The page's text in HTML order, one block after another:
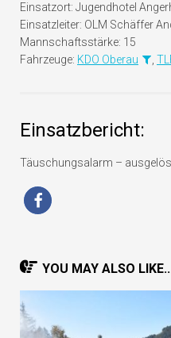
Einsatzort: Jugendhotel
Einsatzleiter: OLM Schäffer
Mannschaftsstärke: 15
Fahrzeuge: KDO Oberau
Einsatzbericht:
Täuschungsalarm –
YOU MAY ALSO